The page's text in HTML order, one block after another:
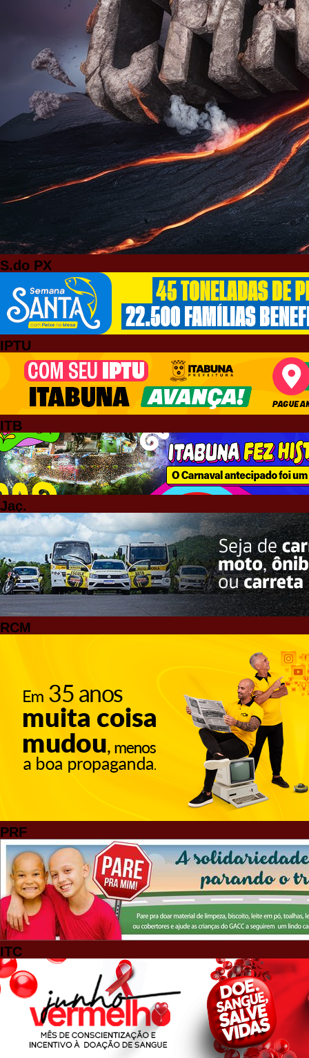
S.do PX
IPTU
ITB
Jaç.
RCM
PRF
ITC